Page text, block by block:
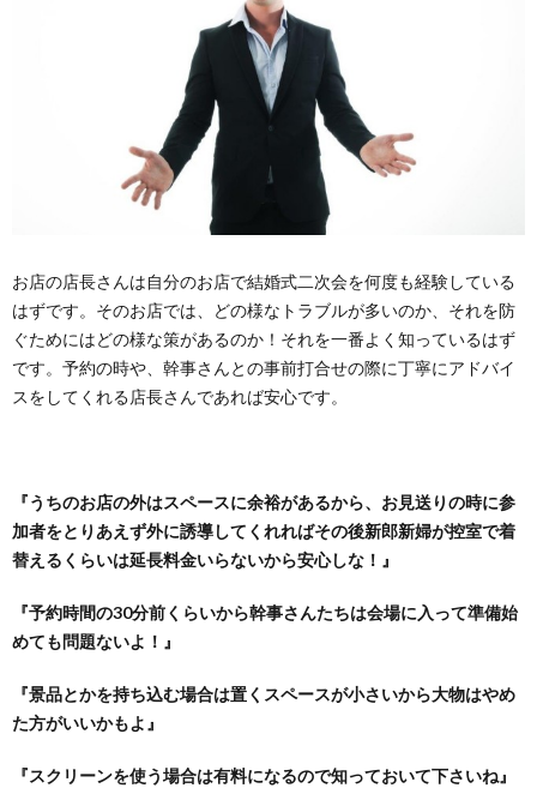
お店の店長さんは自分のお店で結婚式二次会を何度も経験している
はずです。そのお店では、どの様なトラブルが多いのか、それを防
ぐためにはどの様な策があるのか！それを一番よく知っているはず
です。予約の時や、幹事さんとの事前打合せの際に丁寧にアドバイ
スをしてくれる店長さんであれば安心です。
『うちのお店の外はスペースに余裕があるから、お見送りの時に参
加者をとりあえず外に誘導してくれればその後新郎新婦が控室で着
替えるくらいは延長料金いらないから安心しな！』
『予約時間の30分前くらいから幹事さんたちは会場に入って準備始
めても問題ないよ！』
『景品とかを持ち込む場合は置くスペースが小さいから大物はやめ
た方がいいかもよ』
『スクリーンを使う場合は有料になるので知っておいて下さいね』